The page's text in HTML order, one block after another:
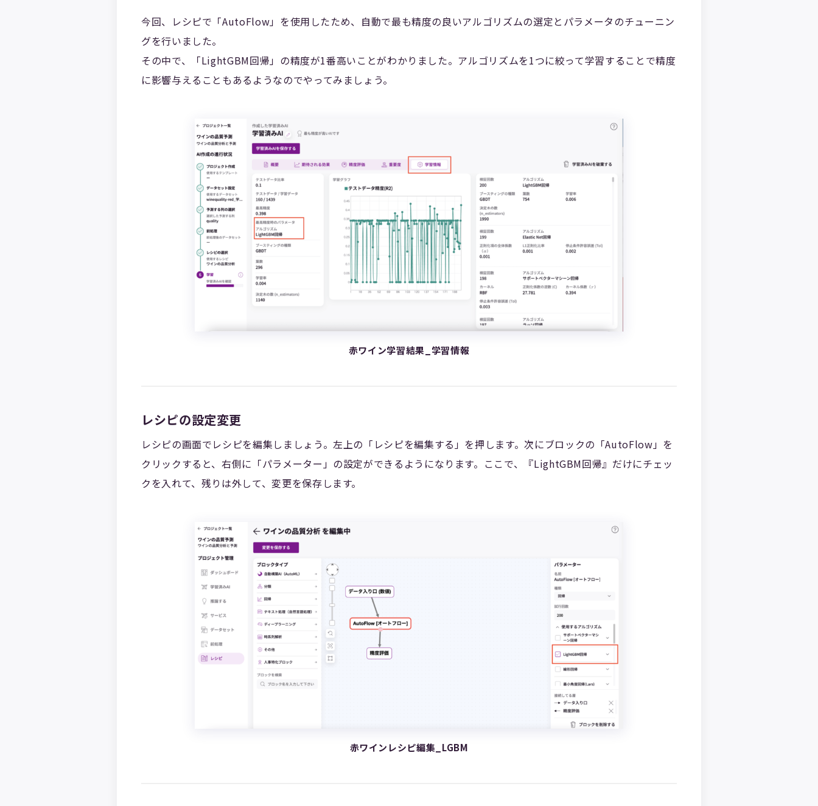
今回、レシピで「AutoFlow」を使用したため、自動で最も精度の良いアルゴリズムの選定とパラメータのチューニン
グを行いました。
その中で、「LightGBM回帰」の精度が1番高いことがわかりました。アルゴリズムを1つに絞って学習することで精度
に影響与えることもあるようなのでやってみましょう。
赤ワイン学習結果_学習情報
レシピの設定変更
レシピの画面でレシピを編集しましょう。左上の「レシピを編集する」を押します。次にブロックの「AutoFlow」を
クリックすると、右側に「パラメーター」の設定ができるようになります。ここで、『LightGBM回帰』だけにチェッ
クを入れて、残りは外して、変更を保存します。
赤ワインレシピ編集_LGBM